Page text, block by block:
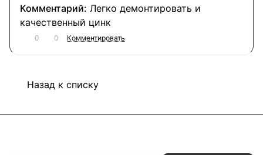
Легко демонтировать и
качественный цинк
0 0 Комментировать
Назад к списку